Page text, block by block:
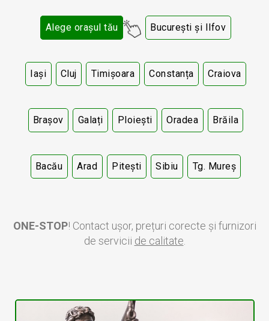
Alege orașul tău București și Ilfov
Iași Cluj Timișoara Constanța Craiova
Brașov Galați Ploiești Oradea Brăila
Bacău Arad Pitești Sibiu Tg. Mureș
ONE-STOP! Contact ușor, prețuri corecte și furnizori
de servicii de calitate.